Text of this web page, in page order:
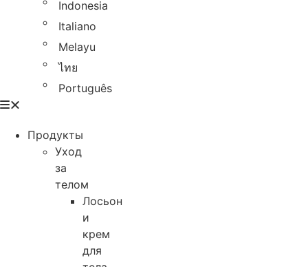
Indonesia
Italiano
Melayu
ไทย
Português
Продукты
Уход
за
телом
Лосьон
и
крем
для